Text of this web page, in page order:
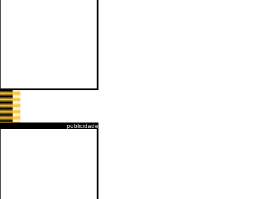
publicidade